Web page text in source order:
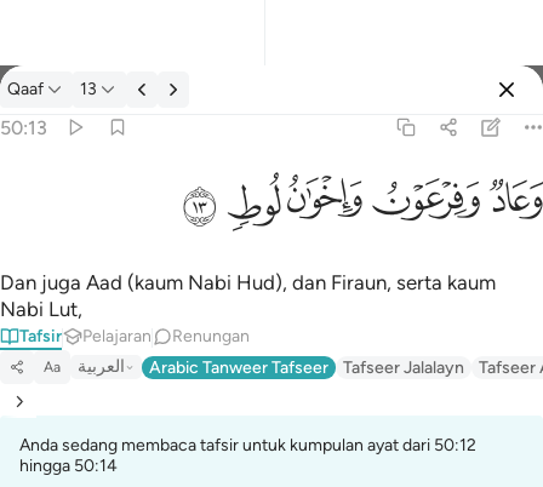
Tafsir: Qaaf 50:13
Qaaf 13
50:13
وَعَادٌۭ وَفِرْعَوْنُ وَإِخْوَٰنُ لُوطٍۢ ١٣
ﲳﲴﲵﲶﲷ
Dan juga Aad (kaum Nabi Hud), dan Firaun, serta kaum
Nabi Lut,
Tafsir Pelajaran Renungan
Aa العربية Arabic Tanweer Tafseer Tafseer Jalalayn Tafseer
Anda sedang membaca tafsir untuk kumpulan ayat dari 50:12
hingga 50:14